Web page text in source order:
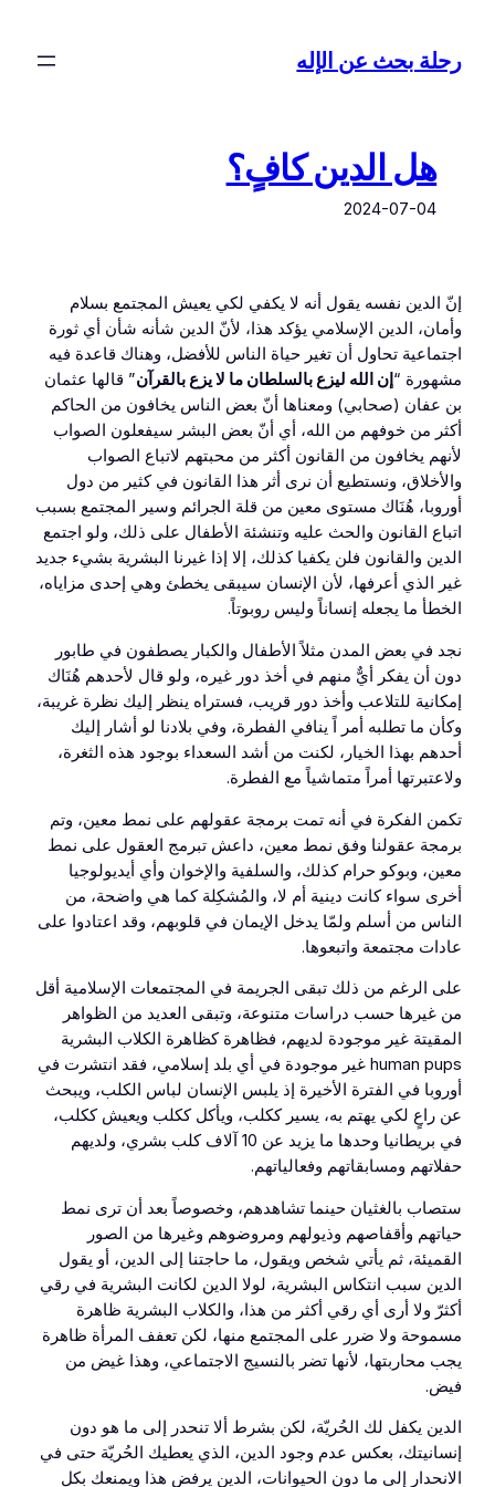
المحتوى
رحلة بحث عن الإله
هل الدين كافٍ؟
2024-07-04
إنّ الدين نفسه يقول أنه لا يكفي لكي يعيش المجتمع بسلام
وأمان، الدين الإسلامي يؤكد هذا، لأنّ الدين شأنه شأن أي ثورة
اجتماعية تحاول أن تغير حياة الناس للأفضل، وهناك قاعدة فيه
مشهورة “إن الله ليزع بالسلطان ما لا يزع بالقرآن” قالها عثمان
بن عفان (صحابي) ومعناها أنّ بعض الناس يخافون من الحاكم
أكثر من خوفهم من الله، أي أنّ بعض البشر سيفعلون الصواب
لأنهم يخافون من القانون أكثر من محبتهم لاتباع الصواب
والأخلاق، ونستطيع أن نرى أثر هذا القانون في كثير من دول
أوروبا، هُنَاك مستوى معين من قلة الجرائم وسير المجتمع بسبب
اتباع القانون والحث عليه وتنشئة الأطفال على ذلك، ولو اجتمع
الدين والقانون فلن يكفيا كذلك، إلا إذا غيرنا البشرية بشيء جديد
غير الذي أعرفها، لأن الإنسان سيبقى يخطئ وهي إحدى مزاياه،
الخطأ ما يجعله إنساناً وليس روبوتاً.
نجد في بعض المدن مثلاً الأطفال والكبار يصطفون في طابور
دون أن يفكر أيٌّ منهم في أخذ دور غيره، ولو قال لأحدهم هُنَاك
إمكانية للتلاعب وأخذ دور قريب، فستراه ينظر إليك نظرة غريبة،
وكأن ما تطلبه أمر اً ينافي الفطرة، وفي بلادنا لو أشار إليك
أحدهم بهذا الخيار، لكنت من أشد السعداء بوجود هذه الثغرة،
ولاعتبرتها أمراً متماشياً مع الفطرة.
تكمن الفكرة في أنه تمت برمجة عقولهم على نمط معين، وتم
برمجة عقولنا وفق نمط معين، داعش تبرمج العقول على نمط
معين، وبوكو حرام كذلك، والسلفية والإخوان وأي أيديولوجيا
أخرى سواء كانت دينية أم لا، والمُشكِلة كما هي واضحة، من
الناس من أسلم ولمّا يدخل الإيمان في قلوبهم، وقد اعتادوا على
عادات مجتمعة واتبعوها.
على الرغم من ذلك تبقى الجريمة في المجتمعات الإسلامية أقل
من غيرها حسب دراسات متنوعة، وتبقى العديد من الظواهر
المقيتة غير موجودة لديهم، فظاهرة كظاهرة الكلاب البشرية
human pups غير موجودة في أي بلد إسلامي، فقد انتشرت في
أوروبا في الفترة الأخيرة إذ يلبس الإنسان لباس الكلب، ويبحث
عن راعٍ لكي يهتم به، يسير ككلب، ويأكل ككلب ويعيش ككلب،
في بريطانيا وحدها ما يزيد عن 10 آلاف كلب بشري، ولديهم
حفلاتهم ومسابقاتهم وفعالياتهم.
ستصاب بالغثيان حينما تشاهدهم، وخصوصاً بعد أن ترى نمط
حياتهم وأقفاصهم وذيولهم ومروضوهم وغيرها من الصور
القميئة، ثم يأتي شخص ويقول، ما حاجتنا إلى الدين، أو يقول
الدين سبب انتكاس البشرية، لولا الدين لكانت البشرية في رقي
أكثرّ ولا أرى أي رقي أكثر من هذا، والكلاب البشرية ظاهرة
مسموحة ولا ضرر على المجتمع منها، لكن تعفف المرأة ظاهرة
يجب محاربتها، لأنها تضر بالنسيج الاجتماعي، وهذا غيض من
فيض.
الدين يكفل لك الحُريّة، لكن بشرط ألا تنحدر إلى ما هو دون
إنسانيتك، بعكس عدم وجود الدين، الذي يعطيك الحُريّة حتى في
الانحدار إلى ما دون الحيوانات، الدين يرفض هذا ويمنعك بكل